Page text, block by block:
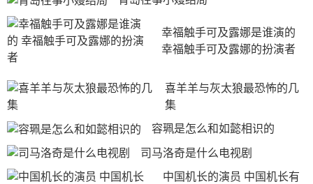
幸福触手可及露娜是谁演的
幸福触手可及露娜的扮演者
喜羊羊与灰太狼最恐怖的几
集
容珮是怎么和如懿相识的
司马洛奇是什么电视剧
中国机长的演员 中国机长有